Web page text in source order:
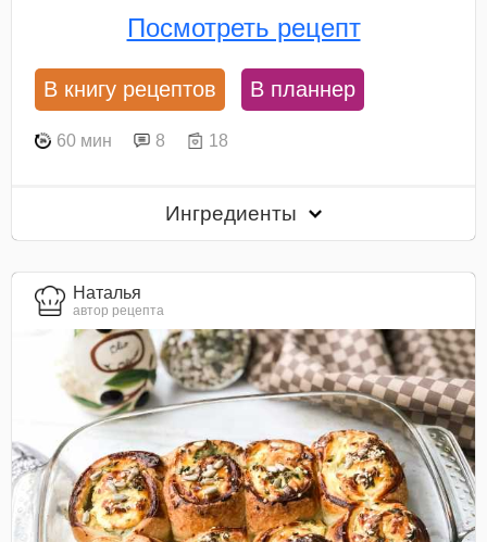
Посмотреть рецепт
В книгу рецептов В планнер
60 мин 8 18
Ингредиенты
Наталья
автор рецепта